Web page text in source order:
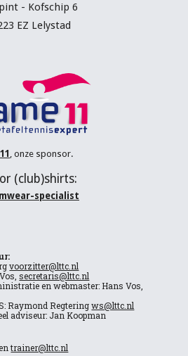
- Kofschip 6
EZ Lelystad
, onze sponsor.
(club)shirts:
specialist
voorzitter@lttc.nl
secretaris@lttc.nl
en webmaster: Hans Vos,
Raymond Regteringws@lttc.nl
adviseur: Jan Koopman
trainer@lttc.nl